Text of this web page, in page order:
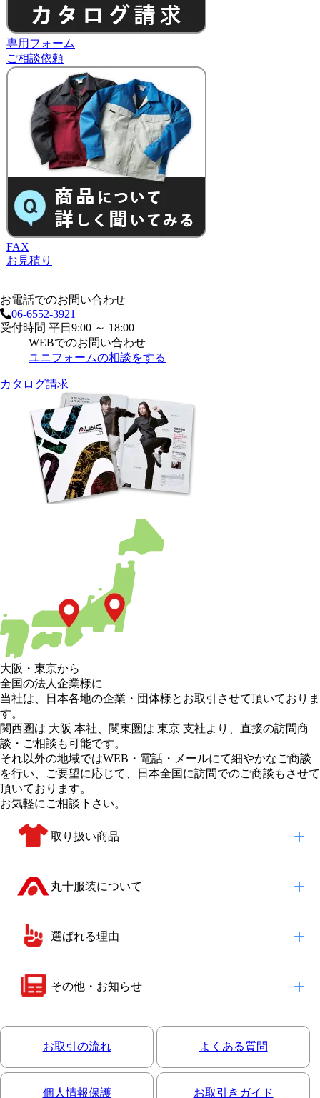
専用フォーム
ご相談依頼
FAX
お見積り
お電話でのお問い合わせ
06-6552-3921
受付時間 平日9:00 ～ 18:00
WEBでのお問い合わせ
ユニフォームの相談をする
カタログ請求
大阪 ・ 東京から
全国の法人企業様に
当社は、日本各地の企業・団体様とお取引させて頂いておりま
す。
関西圏は 大阪 本社
関東圏は 東京 支社より、直接の訪問商
談・ご相談も可能です。
それ以外の地域ではWEB・電話・メールにて細やかなご商談
を行い、
ご要望に応じて、日本全国に訪問でのご商談もさせて
頂いております。
お気軽にご相談下さい。
取り扱い商品
丸十服装について
選ばれる理由
その他・お知らせ
お取引の流れ よくある質問
個人情報保護 お取引きガイド